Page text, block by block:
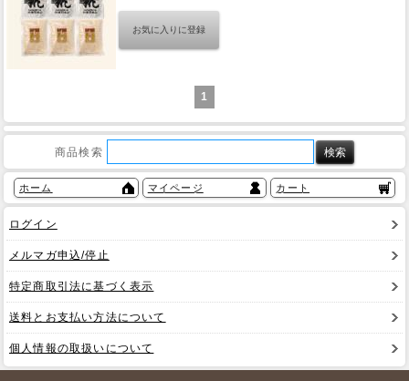
Site
1
商品検索
ホーム マイページ カート
ログイン
メルマガ申込/停止
特定商取引法に基づく表示
送料とお支払い方法について
個人情報の取扱いについて